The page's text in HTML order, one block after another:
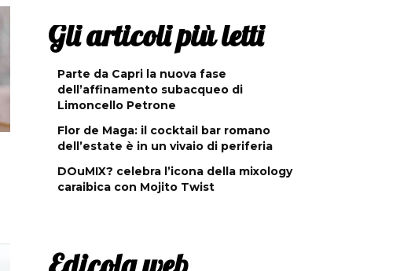
Gli articoli più letti
Parte da Capri la nuova fase
dell’affinamento subacqueo di
Limoncello Petrone
Flor de Maga: il cocktail bar romano
dell’estate è in un vivaio di periferia
DOuMIX? celebra l’icona della mixology
caraibica con Mojito Twist